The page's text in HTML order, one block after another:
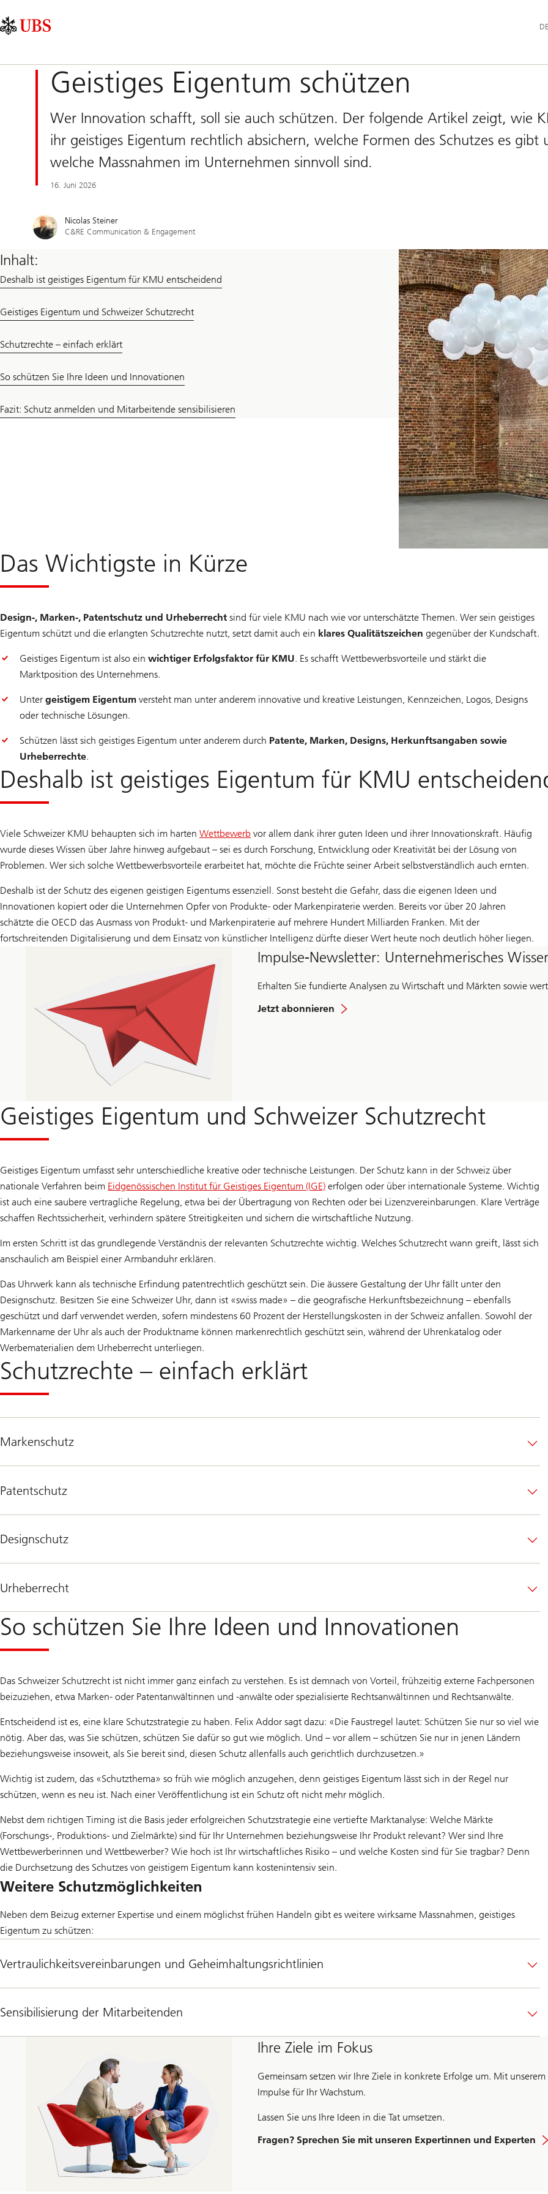
Area
Geistiges Eigentum schützen
Wer Innovation schafft, soll sie auch schützen. Der folgende Artikel zeigt, wie
ihr geistiges Eigentum rechtlich absichern, welche Formen des Schutzes es gibt
welche Massnahmen im Unternehmen sinnvoll sind.
16. Juni 2026
Nicolas Steiner
C&RE Communication & Engagement
Inhalt:
Deshalb ist geistiges Eigentum für KMU entscheidend
Geistiges Eigentum und Schweizer Schutzrecht
Schutzrechte – einfach erklärt
So schützen Sie Ihre Ideen und Innovationen
Fazit: Schutz anmelden und Mitarbeitende sensibilisieren
Das Wichtigste in Kürze
Design-, Marken-, Patentschutz und Urheberrecht sind für viele KMU nach wie vor unterschätzte Themen. Wer sein geistiges
Eigentum schützt und die erlangten Schutzrechte nutzt, setzt damit auch ein klares Qualitätszeichen gegenüber der Kundschaft.
Geistiges Eigentum ist also ein wichtiger Erfolgsfaktor für KMU. Es schafft Wettbewerbsvorteile und stärkt die
Marktposition des Unternehmens.
Unter geistigem Eigentum versteht man unter anderem innovative und kreative Leistungen, Kennzeichen, Logos, Designs
oder technische Lösungen.
Schützen lässt sich geistiges Eigentum unter anderem durch Patente, Marken, Designs, Herkunftsangaben sowie
Urheberrechte.
Deshalb ist geistiges Eigentum für KMU
Viele Schweizer KMU behaupten sich im harten Wettbewerb vor allem dank ihrer guten Ideen und ihrer Innovationskraft. Häufig
wurde dieses Wissen über Jahre hinweg aufgebaut – sei es durch Forschung, Entwicklung oder Kreativität bei der Lösung von
Problemen. Wer sich solche Wettbewerbsvorteile erarbeitet hat, möchte die Früchte seiner Arbeit selbstverständlich auch ernten.
Deshalb ist der Schutz des eigenen geistigen Eigentums essenziell. Sonst besteht die Gefahr, dass die eigenen Ideen und
Innovationen kopiert oder die Unternehmen Opfer von Produkte- oder Markenpiraterie werden. Bereits vor über 20 Jahren
schätzte die OECD das Ausmass von Produkt- und Markenpiraterie auf mehrere Hundert Milliarden Franken. Mit der
fortschreitenden Digitalisierung und dem Einsatz von künstlicher Intelligenz dürfte dieser Wert heute noch deutlich höher liegen.
Impulse-Newsletter: Unternehmerisches
Erhalten Sie fundierte Analysen zu Wirtschaft und Märkten sowie
Jetzt abonnieren
Geistiges Eigentum und Schweizer Schutzrecht
Geistiges Eigentum umfasst sehr unterschiedliche kreative oder technische Leistungen. Der Schutz kann in der Schweiz über
nationale Verfahren beim Eidgenössischen Institut für Geistiges Eigentum (IGE) erfolgen oder über internationale Systeme. Wichtig
ist auch eine saubere vertragliche Regelung, etwa bei der Übertragung von Rechten oder bei Lizenzvereinbarungen. Klare Verträge
schaffen Rechtssicherheit, verhindern spätere Streitigkeiten und sichern die wirtschaftliche Nutzung.
Im ersten Schritt ist das grundlegende Verständnis der relevanten Schutzrechte wichtig. Welches Schutzrecht wann greift, lässt sich
anschaulich am Beispiel einer Armbanduhr erklären.
Das Uhrwerk kann als technische Erfindung patentrechtlich geschützt sein. Die äussere Gestaltung der Uhr fällt unter den
Designschutz. Besitzen Sie eine Schweizer Uhr, dann ist «swiss made» – die geografische Herkunftsbezeichnung – ebenfalls
geschützt und darf verwendet werden, sofern mindestens 60 Prozent der Herstellungskosten in der Schweiz anfallen. Sowohl der
Markenname der Uhr als auch der Produktname können markenrechtlich geschützt sein, während der Uhrenkatalog oder
Werbematerialien dem Urheberrecht unterliegen.
Schutzrechte – einfach erklärt
Markenschutz
Patentschutz
Designschutz
Urheberrecht
So schützen Sie Ihre Ideen und Innovationen
Das Schweizer Schutzrecht ist nicht immer ganz einfach zu verstehen. Es ist demnach von Vorteil, frühzeitig externe Fachpersonen
beizuziehen, etwa Marken- oder Patentanwältinnen und -anwälte oder spezialisierte Rechtsanwältinnen und Rechtsanwälte.
Entscheidend ist es, eine klare Schutzstrategie zu haben. Felix Addor sagt dazu: «Die Faustregel lautet: Schützen Sie nur so viel wie
nötig. Aber das, was Sie schützen, schützen Sie dafür so gut wie möglich. Und – vor allem – schützen Sie nur in jenen Ländern
beziehungsweise insoweit, als Sie bereit sind, diesen Schutz allenfalls auch gerichtlich durchzusetzen.»
Wichtig ist zudem, das «Schutzthema» so früh wie möglich anzugehen, denn geistiges Eigentum lässt sich in der Regel nur
schützen, wenn es neu ist. Nach einer Veröffentlichung ist ein Schutz oft nicht mehr möglich.
Nebst dem richtigen Timing ist die Basis jeder erfolgreichen Schutzstrategie eine vertiefte Marktanalyse: Welche Märkte
(Forschungs-, Produktions- und Zielmärkte) sind für Ihr Unternehmen beziehungsweise Ihr Produkt relevant? Wer sind Ihre
Wettbewerberinnen und Wettbewerber? Wie hoch ist Ihr wirtschaftliches Risiko – und welche Kosten sind für Sie tragbar? Denn
die Durchsetzung des Schutzes von geistigem Eigentum kann kostenintensiv sein.
Weitere Schutzmöglichkeiten
Neben dem Beizug externer Expertise und einem möglichst frühen Handeln gibt es weitere wirksame Massnahmen, geistiges
Eigentum zu schützen:
Vertraulichkeitsvereinbarungen und Geheimhaltungsrichtlinien
Sensibilisierung der Mitarbeitenden
Ihre Ziele im Fokus
Gemeinsam setzen wir Ihre Ziele in konkrete Erfolge um. Mit
Impulse für Ihr Wachstum.
Lassen Sie uns Ihre Ideen in die Tat umsetzen.
Fragen? Sprechen Sie mit unseren Expertinnen und Experten